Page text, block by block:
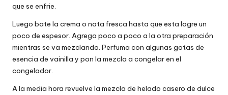
que se enfrie.
Luego bate la crema o nata fresca hasta que esta logre un
poco de espesor. Agrega poco a poco a la otra preparación
mientras se va mezclando. Perfuma con algunas gotas de
esencia de vainilla y pon la mezcla a congelar en el
congelador.
A la media hora revuelve la mezcla de helado casero de dulce